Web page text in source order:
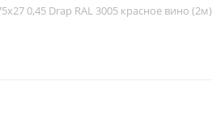
0,45 Drap RAL 3005 красное вино (2м)